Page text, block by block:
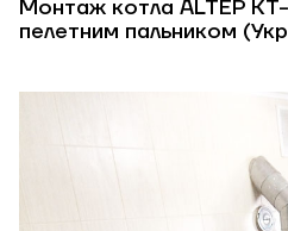
Монтаж котла ALTEP КТ-
пелетним пальником